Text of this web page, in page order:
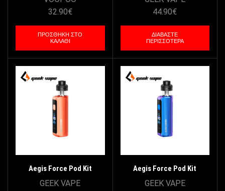
32.90€
ΠΡΟΣΘΉΚΗ ΣΤΟ
ΚΑΛΆΘΙ
Black
44.90€
ΔΙΑΒΆΣΤΕ
ΠΕΡΙΣΣΌΤΕΡΑ
Aegis Force Pod Kit
3200mAh 5ml GeekVape –
GEEK VAPE
Aegis Force Pod Kit
3200mAh 5ml GeekVape –
GEEK VAPE